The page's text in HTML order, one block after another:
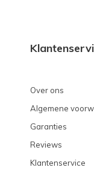
Over ons
Algemene
Garanties
Reviews
Klantenservice